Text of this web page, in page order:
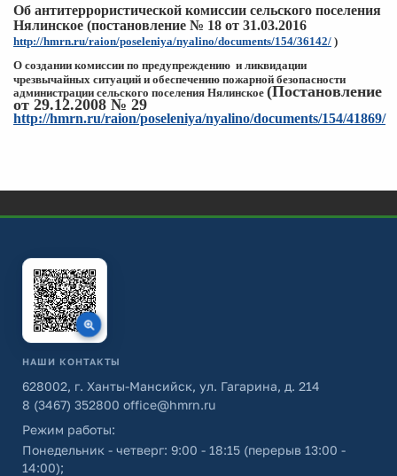
Об антитеррористической комиссии сельского поселения
Нялинское (постановление № 18 от 31.03.2016
http://hmrn.ru/raion/poseleniya/nyalino/documents/154/36142/ )
О создании комиссии по предупреждению и ликвидации
чрезвычайных ситуаций и обеспечению пожарной безопасности
администрации сельского поселения Нялинское (Постановление
от 29.12.2008 № 29
http://hmrn.ru/raion/poseleniya/nyalino/documents/154/41869/
НАШИ КОНТАКТЫ
628002, г. Ханты-Мансийск, ул. Гагарина, д. 214
8 (3467) 352800 office@hmrn.ru
Режим работы:
Понедельник - четверг: 9:00 - 18:15 (перерыв 13:00 -
14:00);